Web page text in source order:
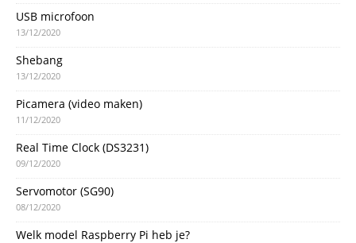
USB microfoon
13/12/2020
Shebang
13/12/2020
Picamera (video maken)
11/12/2020
Real Time Clock (DS3231)
09/12/2020
Servomotor (SG90)
08/12/2020
Welk model Raspberry Pi heb je?